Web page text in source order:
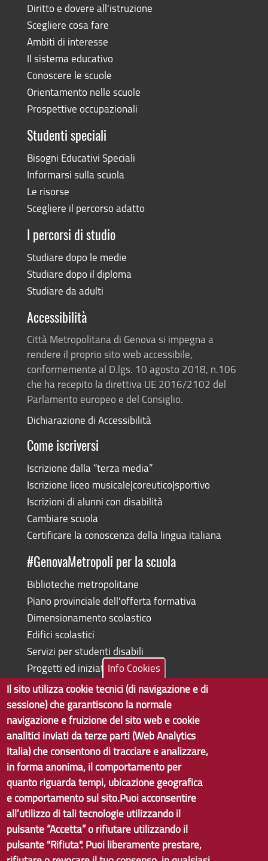
Diritto e dovere all'istruzione
Scegliere cosa fare
Ambiti di interesse
Il sistema educativo
Conoscere le scuole
Orientamento nelle scuole
Prospettive occupazionali
Studenti speciali
Bisogni Educativi Speciali
Informarsi sulla scuola
Le risorse
Scegliere il percorso adatto
I percorsi di studio
Studiare dopo le medie
Studiare dopo il diploma
Studiare da adulti
Accessibilità
Città Metropolitana di Genova si impegna a
rendere il proprio sito web accessibile,
conformemente al D.lgs. 10 agosto 2018, n.106
che ha recepito la direttiva UE 2016/2102 del
Parlamento europeo e del Consiglio.
Dichiarazione di Accessibilità
Come iscriversi
Iscrizione dalla “terza media”
Iscrizione liceo musicale|coreutico|sportivo
Iscrizioni di alunni con disabilità
Cambiare scuola
Certificare la conoscenza della lingua italiana
#GenovaMetropoli per la scuola
Biblioteche metropolitane
Piano provinciale dell'offerta formativa
Dimensionamento scolastico
Edifici scolastici
Servizi per studenti disabili
Progetti ed iniziative
Copyright © 2017 Città metropolitana di Genova | CF:
80007350103
Tecnologie e Accessibilità
Info Cookies
Il sito utilizza cookie tecnici (di navigazione e di
sessione) che garantiscono la normale
navigazione e fruizione del sito web e cookie
analitici inviati da terze parti (Web Analytics
Italia) che consentono di tracciare e analizzare,
in forma anonima, il comportamento per
quanto riguarda tempi, ubicazione geografica
e comportamento sul sito.Puoi acconsentire
all’utilizzo di tali tecnologie utilizzando il
pulsante “Accetta” o rifiutare utilizzando il
pulsante "Rifiuta". Puoi liberamente prestare,